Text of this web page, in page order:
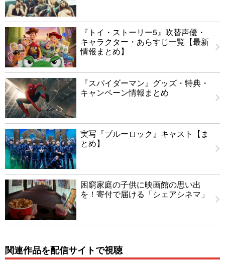
『トイ・ストーリー5』吹替声優・
キャラクター・あらすじ一覧【最新
情報まとめ】
『スパイダーマン』グッズ・特典・
キャンペーン情報まとめ
実写『ブルーロック』キャスト【ま
とめ】
困窮家庭の子供に映画館の思い出
を！寄付で届ける「シェアシネマ」
関連作品を配信サイトで視聴